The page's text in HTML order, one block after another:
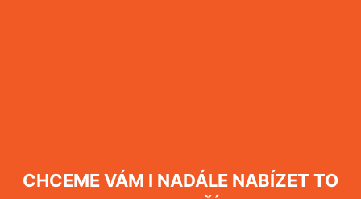
CHCEME VÁM I NADÁLE NABÍZET TO